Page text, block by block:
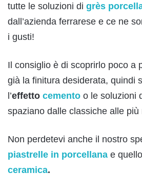
tutte le soluzioni di grès
dall’azienda ferrarese e ce ne
i gusti!
Il consiglio è di scoprirlo poco a
già la finitura desiderata, quindi
l’effetto cemento o le soluzioni
spaziano dalle classiche alle più
Non perdetevi anche il nostro
piastrelle in porcellana e
ceramica.